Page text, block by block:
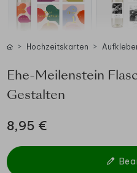
Hochzeitskarten
Ehe-Meilenstein
Gestalten
8,95 €